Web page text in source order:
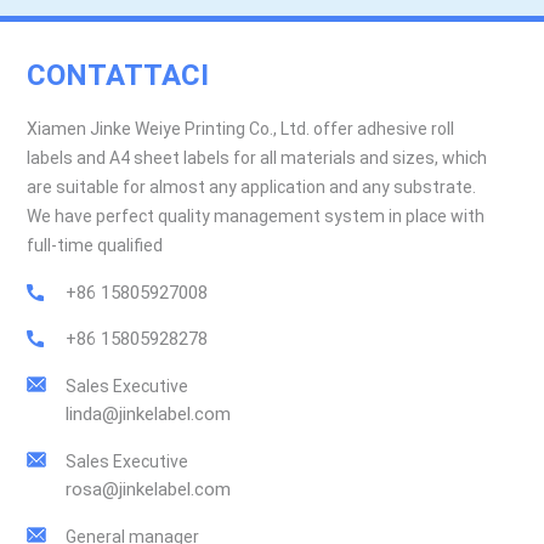
CONTATTACI
Xiamen Jinke Weiye Printing Co., Ltd. offer adhesive roll
labels and A4 sheet labels for all materials and sizes, which
are suitable for almost any application and any substrate.
We have perfect quality management system in place with
full-time qualified
+86 15805927008
+86 15805928278
Sales Executive
linda@jinkelabel.com
Sales Executive
rosa@jinkelabel.com
General manager